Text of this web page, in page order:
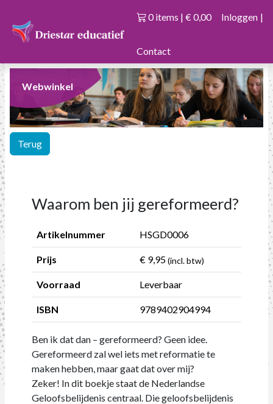
0 items | € 0,00 Inloggen |
Contact
Webwinkel
Terug
Waarom ben jij gereformeerd?
Artikelnummer HSGD0006
Prijs € 9,95(incl. btw)
Voorraad Leverbaar
ISBN 9789402904994
Ben ik dat dan – gereformeerd? Geen idee.
Gereformeerd zal wel iets met reformatie te
maken hebben, maar gaat dat over mij?
Zeker! In dit boekje staat de Nederlandse
Geloofsbelijdenis centraal. Die geloofsbelijdenis